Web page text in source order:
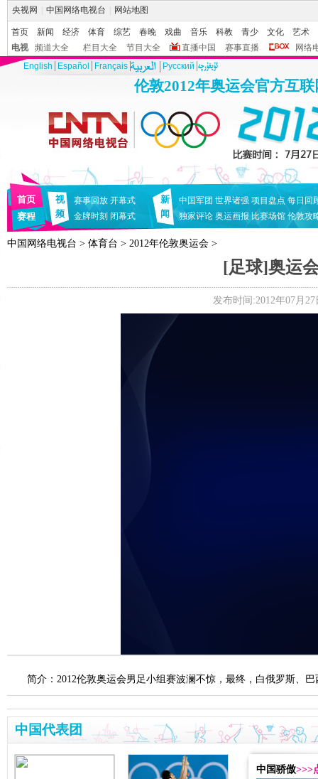
央视网 中国网络电视台 网站地图
首页 新闻 经济 体育 综艺 春晚 戏曲 音乐 科教 青少 文化
艺术
电视
频道大全 栏目大全 节目大全 直播中国 赛事直播
网络
English
Español Français Pусский
伦敦2012年奥运会官方互
首页
赛程
视
频
赛事回放 开幕式
金牌时刻 闭幕式
新
闻
中国军团 世界诸强 项目盘点 每日回
独家评论 奥运画报 比赛场馆 伦敦攻
中国网络电视台 > 体育台 > 2012年伦敦奥运会 >
[足球]奥运
发布时间:2012年07月
简介：2012伦敦奥运会男足小组赛波澜不惊，最终，白俄罗斯、
中国代表团
中国骄傲>>>